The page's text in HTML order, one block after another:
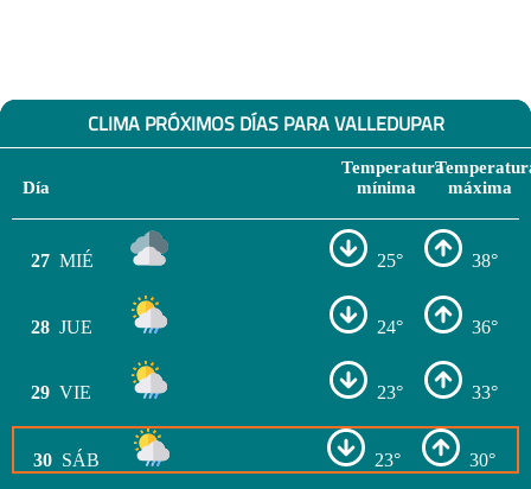
CLIMA PRÓXIMOS DÍAS PARA VALLEDUPAR
Día
Temperatura
mínima
máxima
27 MIÉ 25° 38°
28 JUE 24° 36°
29 VIE 23° 33°
30 SÁB 23° 30°